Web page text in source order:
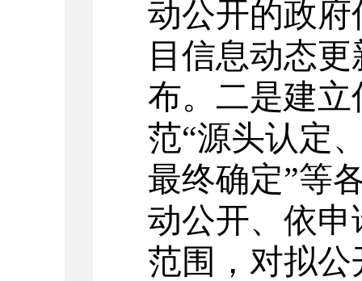
动公开的政
目信息动态
布。二是建
范“源头认定
最终确定”等
动公开、依
范围，对拟